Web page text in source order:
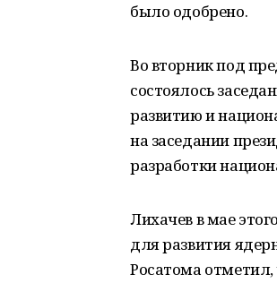
было одобрено.
Во вторник под
состоялось
развитию и
на заседании
разработки
Лихачев в мае
для развития
Росатома